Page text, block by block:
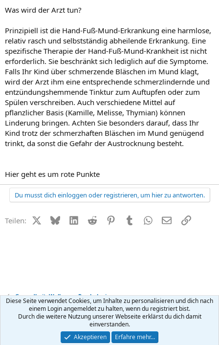
Was wird der Arzt tun?
Prinzipiell ist die Hand-Fuß-Mund-Erkrankung eine harmlose,
relativ rasch und selbstständig abheilende Erkrankung. Eine
spezifische Therapie der Hand-Fuß-Mund-Krankheit ist nicht
erforderlich. Sie beschränkt sich lediglich auf die Symptome.
Falls Ihr Kind über schmerzende Bläschen im Mund klagt,
wird der Arzt ihm eine entsprechende schmerzlindernde und
entzündungshemmende Tinktur zum Auftupfen oder zum
Spülen verschreiben. Auch verschiedene Mittel auf
pflanzlicher Basis (Kamille, Melisse, Thymian) können
Linderung bringen. Achten Sie besonders darauf, dass Ihr
Kind trotz der schmerzhaften Bläschen im Mund genügend
trinkt, da sonst die Gefahr der Austrocknung besteht.
Hier geht es um rote Punkte
Du musst dich einloggen oder registrieren, um hier zu antworten.
Teilen: X (Twitter)
BlueskyLinkedIn
Reddit PinterestTumblr WhatsApp
E-MailLink
Gesundheit, Wellness + Psychologie
Kontakt Nutzungsbedingungen Datenschutz Hilfe
R
Community platform by XenForo ® © 2010-2026 XenForo Ltd.
Diese Seite verwendet Cookies, um Inhalte zu personalisieren und dich nach
einem Login angemeldet zu halten, wenn du registriert bist.
Durch die weitere Nutzung unserer Webseite erklärst du dich damit
einverstanden.
Akzeptieren
Erfahre mehr…